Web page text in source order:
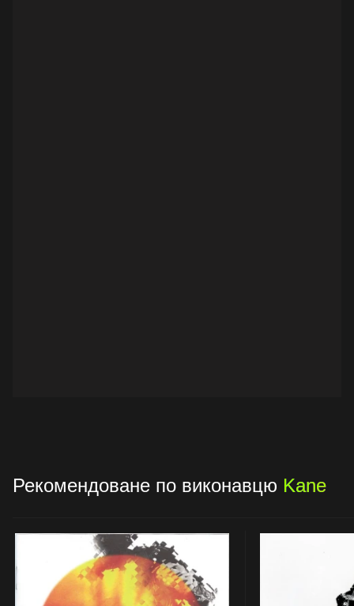
Рекомендоване по виконавцю Kane